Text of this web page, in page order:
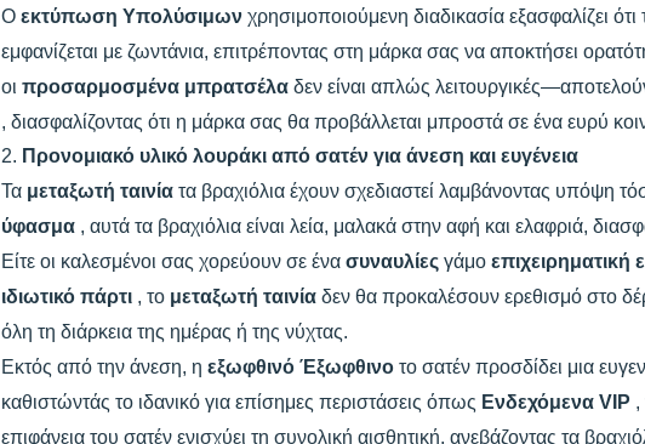
Ο εκτύπωση Υπολύσιμων χρησιμοποιούμενη διαδικασία εξασφαλίζει
εμφανίζεται με ζωντάνια, επιτρέποντας στη μάρκα σας να αποκτήσει
οι προσαρμοσμένα μπρατσέλα δεν είναι απλώς
, διασφαλίζοντας ότι η μάρκα σας θα προβάλλεται μπροστά σε ένα ευρύ
2. Προνομιακό υλικό λουράκι από σατέν για άνεση και ευγένεια
Τα μεταξωτή ταινία τα βραχιόλια έχουν σχεδιαστεί λαμβάνοντας υπόψη
ύφασμα , αυτά τα βραχιόλια είναι λεία, μαλακά στην αφή και ελαφριά,
Είτε οι καλεσμένοι σας χορεύουν σε ένα συναυλίες γάμο
ιδιωτικό πάρτι , το μεταξωτή ταινία δεν θα προκαλέσουν ερεθισμό στο
όλη τη διάρκεια της ημέρας ή της νύχτας.
Εκτός από την άνεση, η εξωφθινό Έξωφθινο το σατέν προσδίδει μια
καθιστώντάς το ιδανικό για επίσημες περιστάσεις όπως Ενδεχόμενα VIP ,
επιφάνεια του σατέν ενισχύει τη συνολική αισθητική, ανεβάζοντας τα